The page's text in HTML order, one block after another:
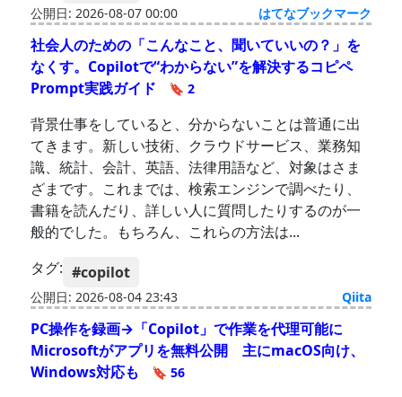
公開日: 2026-08-07 00:00 はてなブックマーク
社会人のための「こんなこと、聞いていいの？」を
なくす。Copilotで“わからない”を解決するコピペ
Prompt実践ガイド
🔖 2
背景仕事をしていると、分からないことは普通に出
てきます。新しい技術、クラウドサービス、業務知
識、統計、会計、英語、法律用語など、対象はさま
ざまです。これまでは、検索エンジンで調べたり、
書籍を読んだり、詳しい人に質問したりするのが一
般的でした。もちろん、これらの方法は...
タグ: #copilot
公開日: 2026-08-04 23:43 Qiita
PC操作を録画→「Copilot」で作業を代理可能に
Microsoftがアプリを無料公開 主にmacOS向け、
Windows対応も
🔖 56